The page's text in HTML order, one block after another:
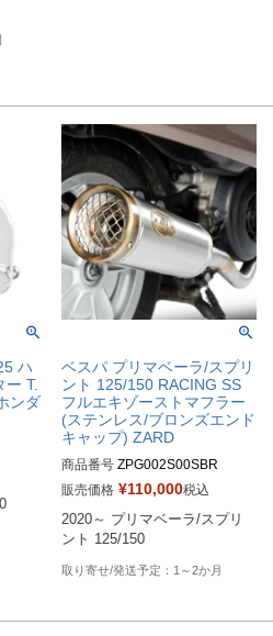
ハ
ー T.
ンダ
ベスパ プリマベーラ/スプリ
ント 125/150 RACING SS
フルエキゾーストマフラー
(ステンレス/ブロンズエンド
キャップ) ZARD
商品番号 ZPG002S00SBR
販売価格 ¥110,000税込
2020～ プリマベーラ/スプリ
ント 125/150
1～2か月